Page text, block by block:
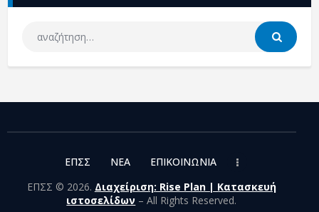
ΕΠΣΣ NEA
ΕΠΙΚΟΙΝΩΝΙΑ
ΕΠΣΣ © 2026. Διαχείριση: Rise Plan | Κατασκευή
ιστοσελίδων – All Rights Reserved.